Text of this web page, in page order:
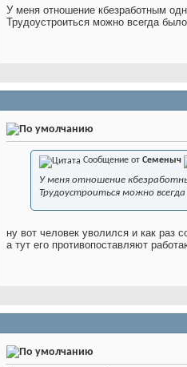
У меня отношение кбезработным
Трудоустроиться можно всегда
Сообщение от Семеныч
У меня отношение
Трудоустроиться можно
ну вот человек уволился и как раз
а тут его противопоставляют